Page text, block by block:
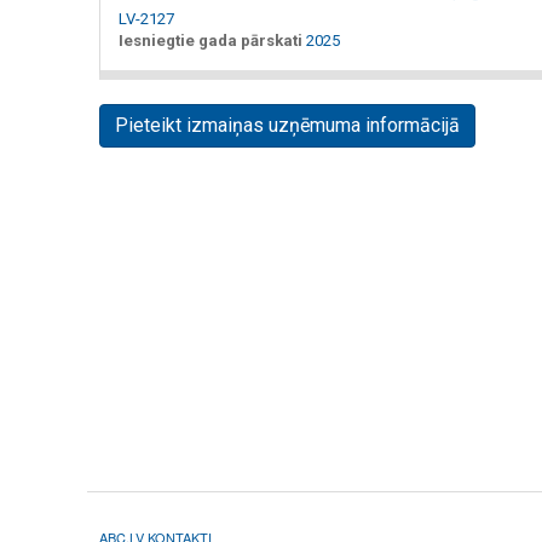
LV-2127
Iesniegtie gada pārskati 2025
Pieteikt izmaiņas uzņēmuma informācijā
ABC.LV KONTAKTI